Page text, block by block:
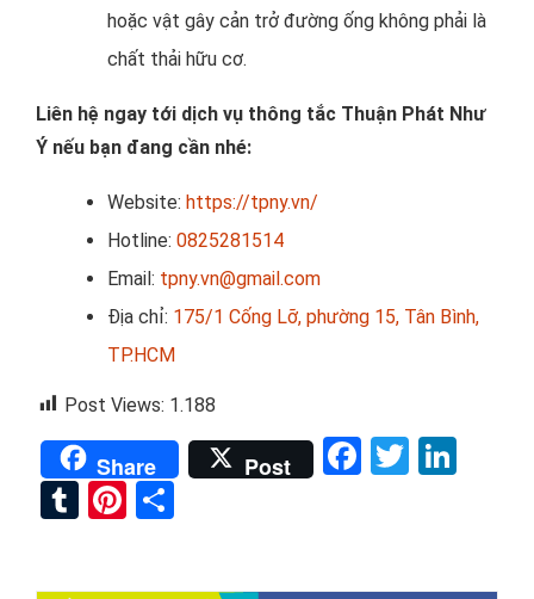
hoặc vật gây cản trở đường ống không phải là
chất thải hữu cơ.
Liên hệ ngay tới dịch vụ thông tắc Thuận Phát Như
Ý nếu bạn đang cần nhé:
Website: https://tpny.vn/
Hotline: 0825281514
Email: tpny.vn@gmail.com
Địa chỉ: 175/1 Cống Lỡ, phường 15, Tân Bình,
TP.HCM
Post Views: 1.188
Share Post Facebook
Twitter
TumblrPinterest